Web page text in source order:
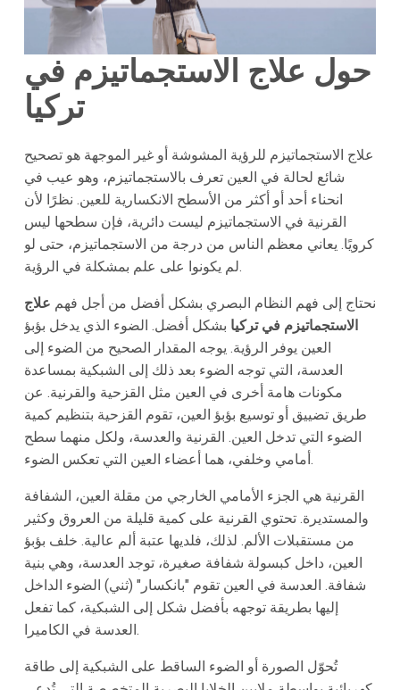
حول علاج الاستجماتيزم في
تركيا
علاج الاستجماتيزم للرؤية المشوشة أو غير الموجهة هو تصحيح
شائع لحالة في العين تعرف بالاستجماتيزم، وهو عيب في
انحناء أحد أو أكثر من الأسطح الانكسارية للعين. نظرًا لأن
القرنية في الاستجماتيزم ليست دائرية، فإن سطحها ليس
كرويًا. يعاني معظم الناس من درجة من الاستجماتيزم، حتى لو
لم يكونوا على علم بمشكلة في الرؤية.
نحتاج إلى فهم النظام البصري بشكل أفضل من أجل فهم علاج
الاستجماتيزم في تركيا بشكل أفضل. الضوء الذي يدخل بؤبؤ
العين يوفر الرؤية. يوجه المقدار الصحيح من الضوء إلى
العدسة، التي توجه الضوء بعد ذلك إلى الشبكية بمساعدة
مكونات هامة أخرى في العين مثل القزحية والقرنية. عن
طريق تضييق أو توسيع بؤبؤ العين، تقوم القزحية بتنظيم كمية
الضوء التي تدخل العين. القرنية والعدسة، ولكل منهما سطح
أمامي وخلفي، هما أعضاء العين التي تعكس الضوء.
القرنية هي الجزء الأمامي الخارجي من مقلة العين، الشفافة
والمستديرة. تحتوي القرنية على كمية قليلة من العروق وكثير
من مستقبلات الألم. لذلك، فلديها عتبة ألم عالية. خلف بؤبؤ
العين، داخل كبسولة شفافة صغيرة، توجد العدسة، وهي بنية
شفافة. العدسة في العين تقوم "بانكسار" (ثني) الضوء الداخل
إليها بطريقة توجهه بأفضل شكل إلى الشبكية، كما تفعل
العدسة في الكاميرا.
تُحوّل الصورة أو الضوء الساقط على الشبكية إلى طاقة